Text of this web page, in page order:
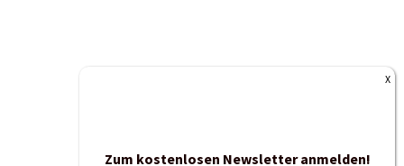
Zum kostenlosen Newsletter anmelden!